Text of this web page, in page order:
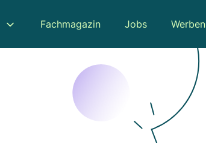
Fachmagazin Jobs Werben